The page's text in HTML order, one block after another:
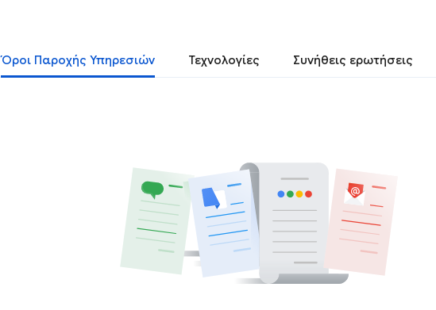
Όροι Παροχής Υπηρεσιών Τεχνολογίες Συνήθεις ερωτήσεις